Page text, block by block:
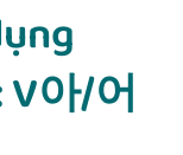
V아/어